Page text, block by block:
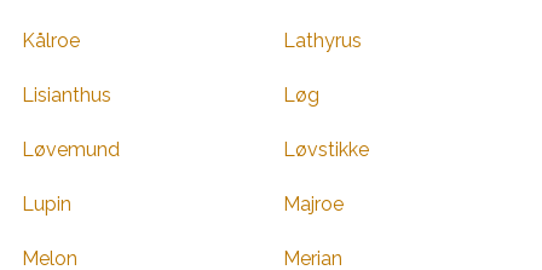
Kålroe Lathyrus
Lisianthus Løg
Løvemund Løvstikke
Lupin Majroe
Melon Merian